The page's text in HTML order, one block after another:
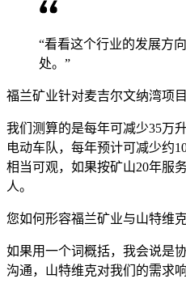
“看看这个行业的发展方
处。”
福兰矿业针对麦吉尔文纳湾项
我们测算的是每年可减少35万
电动车队，每年预计可减少约
相当可观，如果按矿山20年服
人。
您如何形容福兰矿业与山特维
如果用一个词概括，我会说是
沟通，山特维克对我们的需求